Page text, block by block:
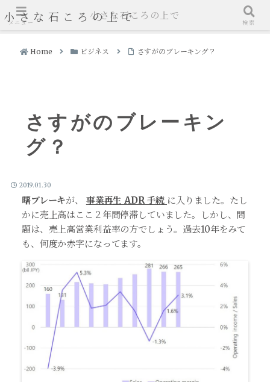
小さな石ころの上で
Home ビジネス さすがのブレーキング？
さすがのブレーキン
グ？
2019.01.30
曙ブレーキが、 事業再生 ADR 手続 に入りました。たし
かに売上高はここ２年間停滞していました。しかし、問
題は、売上高営業利益率の方でしょう。過去10年をみて
も、何度か赤字になってます。
メニュー
小さな石ころの上で
検索